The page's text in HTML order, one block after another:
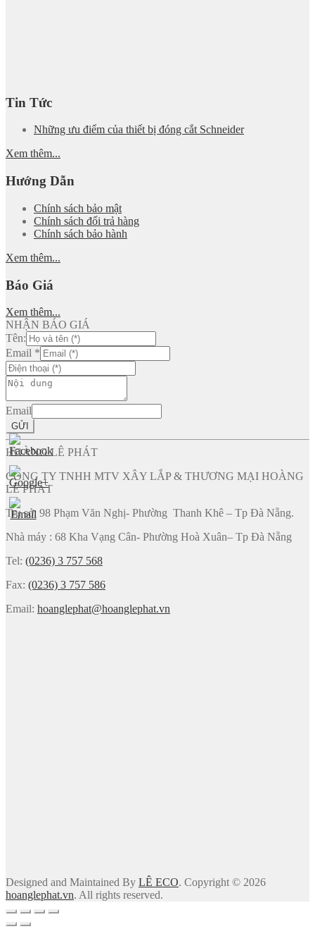
Tin Tức
Những ưu điểm của thiết bị đóng cắt Schneider
Xem thêm...
Hướng Dẫn
Chính sách bảo mật
Chính sách đổi trả hàng
Chính sách bảo hành
Xem thêm...
Báo Giá
Xem thêm...
NHẬN BÁO GIÁ
Tên:
Email *
Email
GỬI
HOÀNG LÊ PHÁT
CÔNG TY TNHH MTV XÂY LẮP & THƯƠNG MẠI HOÀNG
LÊ PHÁT
Trụ sở: 98 Phạm Văn Nghị- Phường Thanh Khê – Tp Đà Nẵng.
Nhà máy : 68 Kha Vạng Cân- Phường Hoà Xuân– Tp Đà Nẵng
Tel: (0236) 3 757 568
Fax: (0236) 3 757 586
Email: hoanglephat@hoanglephat.vn
Designed and Maintained By LÊ ECO. Copyright © 2026
hoanglephat.vn. All rights reserved.